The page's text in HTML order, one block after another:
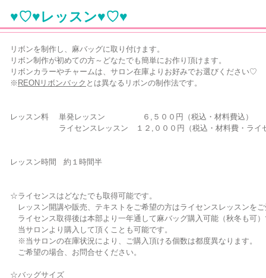
♥♡♥レッスン♥♡♥
リボンを制作し、麻バッグに取り付けます。
リボン制作が初めての方～どなたでも簡単にお作り頂けます。
リボンカラーやチャームは、サロン在庫よりお好みでお選びください♡
※ REONリボンバック とは異なるリボンの制作法です。
レッスン料 単発レッスン ６,５００円（税込・材料費込）
ライセンスレッスン １２,０００円（税込・材料費・ライセン
レッスン時間 約１時間半
☆ライセンスはどなたでも取得可能です。
レッスン開講や販売、テキストをご希望の方はライセンスレッスンを
ライセンス取得後は本部より一年通して麻バッグ購入可能（秋冬も可
​ 当サロンより購入して頂くことも可能です。
​ ※当サロンの在庫状況により、ご購入頂ける個数は都度異なります。
​ ご希望の場合、お問合せください。
☆バッグサイズ